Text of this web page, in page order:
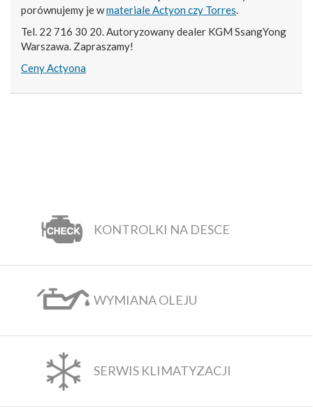
porównujemy je wmateriale Actyon czy Torres.
Tel. 22 716 30 20. Autoryzowany dealer KGM SsangYong
Warszawa. Zapraszamy!
Ceny Actyona
KONTROLKI NA DESCE
WYMIANA OLEJU
SERWIS KLIMATYZACJI